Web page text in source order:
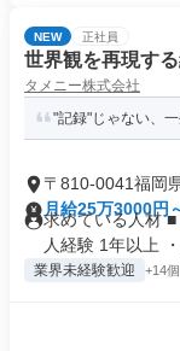
NEW 正社員
世界観を再現す
タメニー株式会社
"記録"じゃない、
〒810-0041福岡
月給25万3000円
求めている人材
人経験 1年以上
業界未経験歓迎 +14個